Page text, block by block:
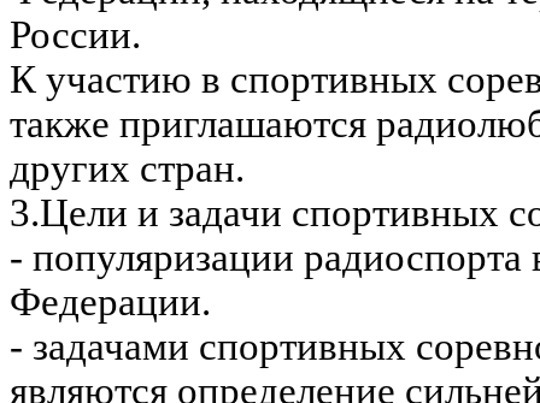
России.
К участию в спортивных
также приглашаются
других стран.
3.Цели и задачи спортивных
- популяризации радиоспорта
Федерации.
- задачами спортивных
являются определение